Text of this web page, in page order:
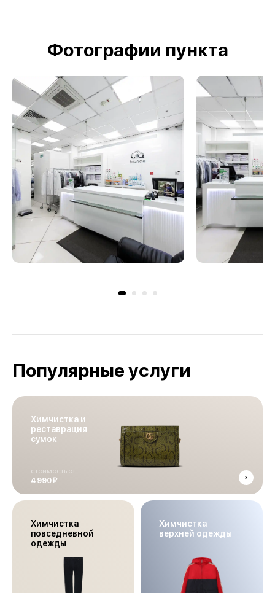
Фотографии пункта
Популярные услуги
Химчистка и
реставрация
сумок
стоимость от
4 990й
Химчистка
повседневной
одежды
Химчистка
верхней одежды